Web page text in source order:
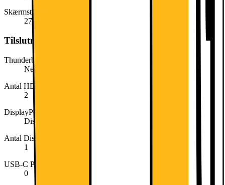
Skærmstørrelse (tommer)
27
Tilslutninger
Thunderbolt
Nej
Antal HDMI
2
DisplayPort version
DisplayPort 1.4
Antal DisplayPort
1
USB-C Power Output (watt)
0